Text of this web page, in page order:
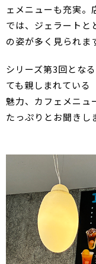
ェメニューも充実。
では、ジェラートと
の姿が多く見られま
シリーズ第3回とな
ても親しまれている
魅力、カフェメニュ
たっぷりとお聞きし